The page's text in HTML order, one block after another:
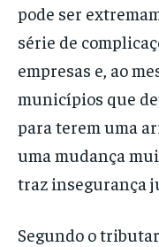
pode ser
série de
empresas e, ao
municípios que
para terem uma
uma mudança
traz insegurança
Segundo o